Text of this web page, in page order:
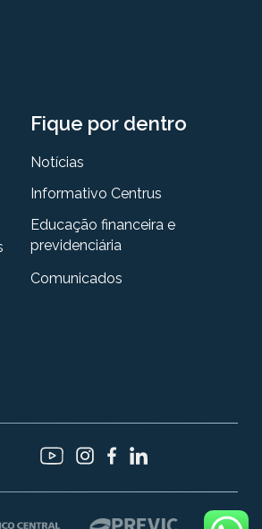
Fique por dentro
Notícias
Informativo Centrus
Educação financeira e
previdenciária
Comunicados